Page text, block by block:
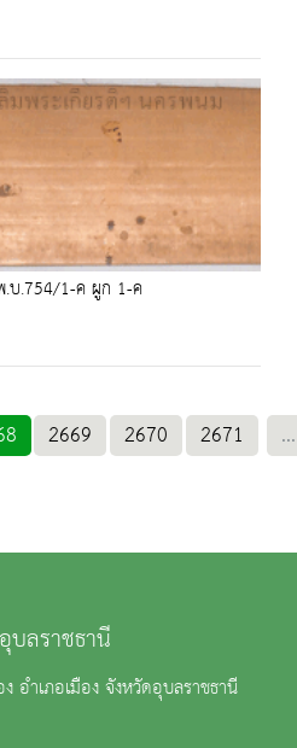
บ.754/1-ค ผูก 1-ค
2669 2670 2671 ...
ลราชธานี
ำเภอเมือง จังหวัดอุบลราชธานี